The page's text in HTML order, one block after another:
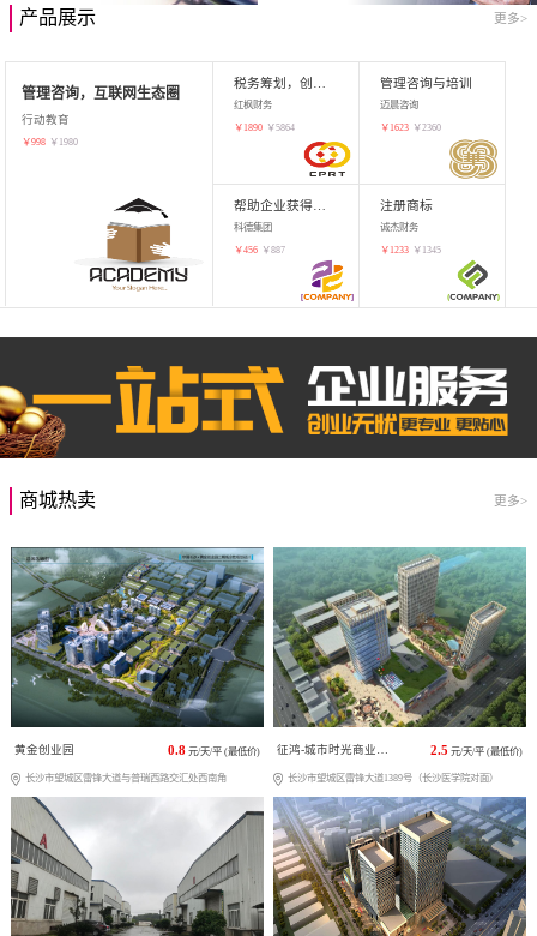
产品展示 更多>
管理咨询，互联网生态圈
行动教育
￥998 ￥ 1980
红枫财务
￥ 1890 ￥5864
管理咨询与培训
迈晨咨询
￥ 1623 ￥2360
科德集团
￥456 ￥887
注册商标
诚杰财务
￥ 1233 ￥ 1345
商城热卖 更多>
黄金创业园 0.8 元/天/平 (最低价)
长沙市望城区雷锋大道与普瑞西路交汇处西南角
征鸿-城市时光商业广场 2.5 元/天/平 (最低价)
长沙市望城区雷锋大道1389号（长沙医学院对面）